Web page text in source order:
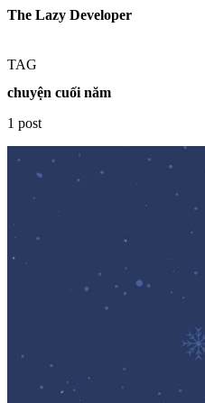
The Lazy Developer
TAG
chuyện cuối năm
1 post